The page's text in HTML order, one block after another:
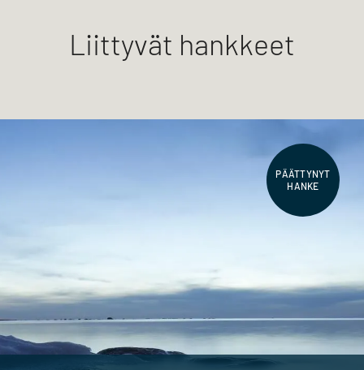
Liittyvät hankkeet
PÄÄTTYNYT
HANKE